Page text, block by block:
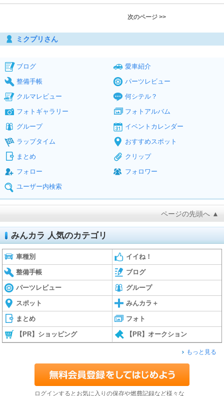
次のページ >>
ミクプリさん
ブログ
愛車紹介
整備手帳
パーツレビュー
クルマレビュー
何シテル？
フォトギャラリー
フォトアルバム
グループ
イベントカレンダー
ラップタイム
おすすめスポット
まとめ
クリップ
フォロー
フォロワー
ユーザー内検索
ページの先頭へ ▲
みんカラ 人気のカテゴリ
車種別 イイね！
整備手帳 ブログ
パーツレビュー グループ
スポット みんカラ＋
まとめ フォト
【PR】ショッピング 【PR】オークション
もっと見る
ログインするとお気に入りの保存や燃費記録など様々な